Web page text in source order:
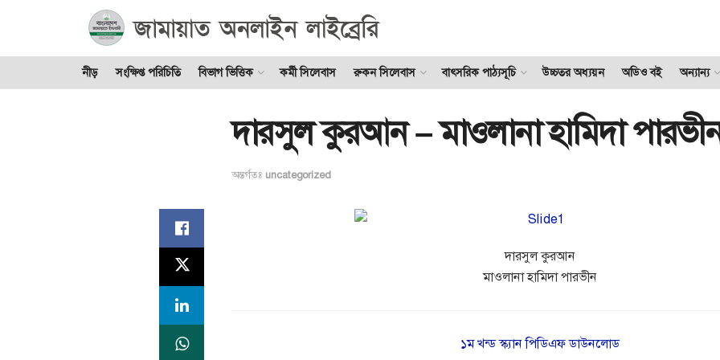
নীড় সংক্ষিপ্ত পরিচিতি বিভাগ ভিত্তিক কর্মী সিলেবাস রুকন সিলেবাস বাৎসরিক পাঠ্যসূচি উচ্চতর অধ্যয়ন অডিও বই অন্যান্য
দারসুল কুরআন – মাওলানা হামিদা
অন্তর্গতঃ uncategorized
দারসুল কুরআন
মাওলানা হামিদা পারভীন
১ম খন্ড স্ক্যান পিডিএফ ডাউনলোড